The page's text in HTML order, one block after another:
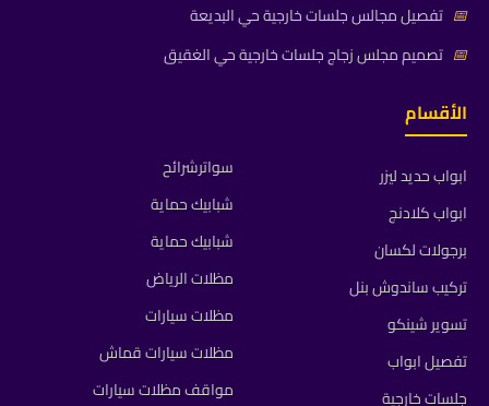
📅 تفصيل مجالس جلسات خارجية حي البديعة
📅 تصميم مجلس زجاج جلسات خارجية حي الغقيق
الأقسام
ابواب حديد ليزر
ابواب كلادنج
برجولات لكسان
تركيب ساندوش بنل
تسوير شينكو
تفصيل ابواب
جلسات خارجية
سواترشرائح
شبابيك حماية
شبابيك حماية
مظلات الرياض
مظلات سيارات
مظلات سيارات قماش
مواقف مظلات سيارات